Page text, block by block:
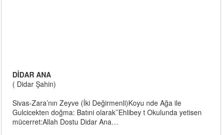
DİDAR ANA
( Didar Şahin)
Sivas-Zara’nın Zeyve (İki Değirmenli)Koyu nde Ağa ile
Gulcicekten doğma: Batıni olarak’’Ehlibey t Okulunda yetisen
mücerret:Allah Dostu Didar Ana…